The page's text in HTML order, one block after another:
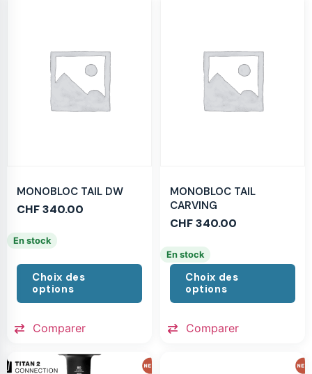
MONOBLOC TAIL DW
CHF340.00
En stock
Choix des
options
Comparer
MONOBLOC TAIL
CARVING
CHF340.00
En stock
Choix des
options
Comparer